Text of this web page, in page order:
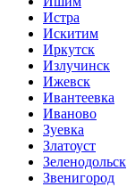
Истра
Искитим
Иркутск
Излучинск
Ижевск
Ивантеевка
Иваново
Зуевка
Златоуст
Зеленодольск
Звенигород